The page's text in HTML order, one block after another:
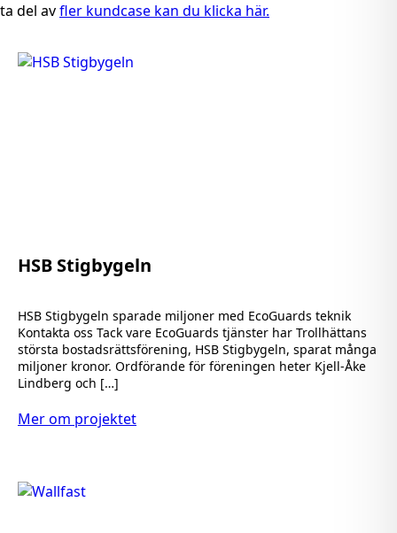
ta del avfler kundcase kan du klicka här.
HSB Stigbygeln
HSB Stigbygeln sparade miljoner med EcoGuards teknik
Kontakta oss Tack vare EcoGuards tjänster har Trollhättans
största bostadsrättsförening, HSB Stigbygeln, sparat många
miljoner kronor. Ordförande för föreningen heter Kjell-Åke
Lindberg och […]
Mer om projektet